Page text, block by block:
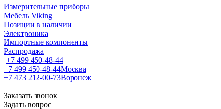
Измерительные приборы
Мебель Viking
Позиции в наличии
Электроника
Импортные компоненты
Распродажа
+7 499 450-48-44
+7 499 450-48-44Москва
+7 473 212-00-73Воронеж
Заказать звонок
Задать вопрос